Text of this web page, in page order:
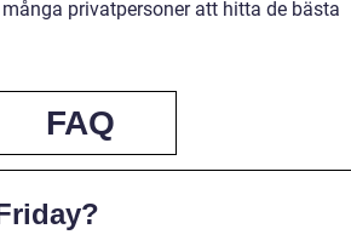
privatpersoner att hitta de bästa
FAQ